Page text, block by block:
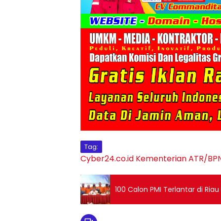
Tag:
Cyber24.co.id Kementerian ATR/
100 Calon PMI Terlantar di